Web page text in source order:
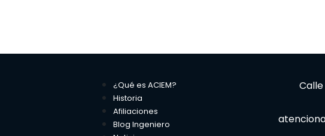
¿Qué es ACIEM?
Historia
Afiliaciones
Blog Ingeniero
Calle